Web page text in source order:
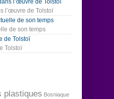
l’œuvre de Tolstoï
de son temps
Tolstoï
plastiques Bosniaque